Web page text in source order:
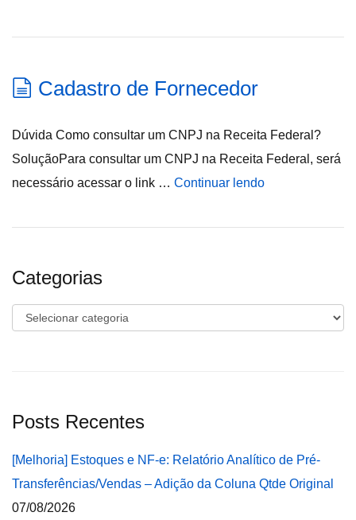
Cadastro de Fornecedor
Dúvida Como consultar um CNPJ na Receita Federal?
SoluçãoPara consultar um CNPJ na Receita Federal, será
necessário acessar o link … Continuar lendo
Categorias
Categorias
Posts Recentes
[Melhoria] Estoques e NF-e: Relatório Analítico de Pré-
Transferências/Vendas – Adição da Coluna Qtde Original
07/08/2026